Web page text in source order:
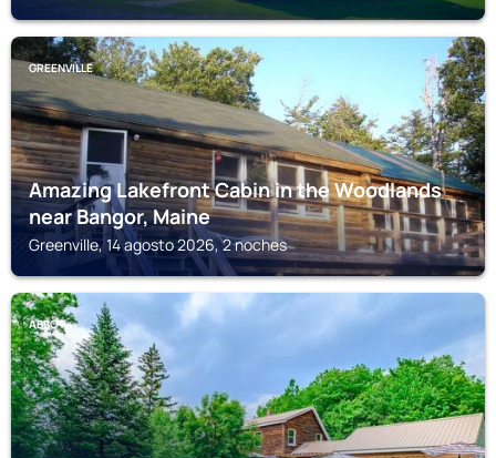
GREENVILLE
Amazing Lakefront Cabin in the Woodlands
near Bangor, Maine
Greenville, 14 agosto 2026, 2 noches
ABBOT